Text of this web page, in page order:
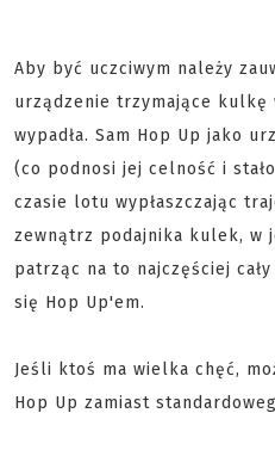
Aby być uczciwym należy
urządzenie trzymające
wypadła. Sam Hop Up jako
(co podnosi jej celność i
czasie lotu wypłaszczając
zewnątrz podajnika kulek, w
patrząc na to najczęściej
się Hop Up'em.
Jeśli ktoś ma wielka chęć,
Hop Up zamiast